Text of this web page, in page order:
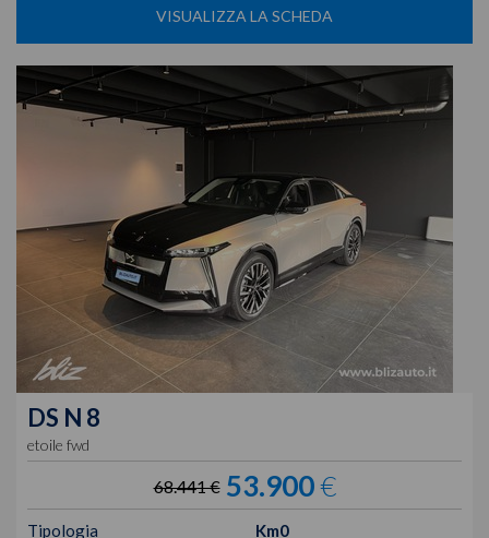
VISUALIZZA LA SCHEDA
DS N 8
etoile fwd
68.441 € 53.900€
Tipologia
Km0